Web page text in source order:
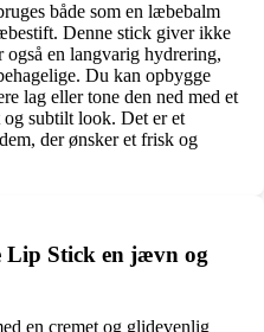
både som en læbebalm
Denne stick giver ikke
en langvarig hydrering,
Du kan opbygge
lag eller tone den ned med et
subtilt look. Det er et
der ønsker et frisk og
Stick en jævn og
en cremet og glidevenlig